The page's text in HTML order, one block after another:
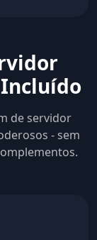
de servidor
- sem